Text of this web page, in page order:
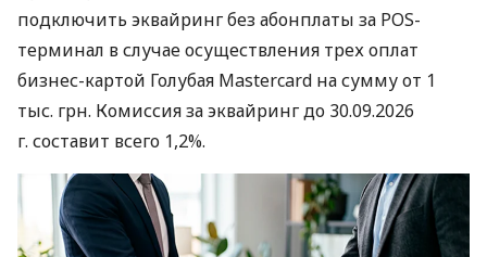
подключить эквайринг без абонплаты за POS-
терминал в случае осуществления трех оплат
бизнес-картой Голубая Mastercard на сумму от 1
тыс. грн. Комиссия за эквайринг до 30.09.2026
г. составит всего 1,2%.